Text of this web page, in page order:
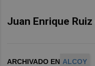
Juan Enrique Ruiz
ARCHIVADO EN ALCOY